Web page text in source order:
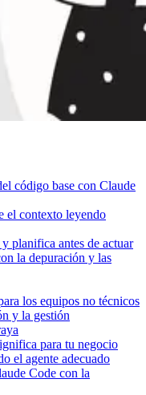
código base con Claude
el contexto leyendo
planifica antes de actuar
la depuración y las
los equipos no técnicos
y la gestión
para tu negocio
el agente adecuado
Code con la